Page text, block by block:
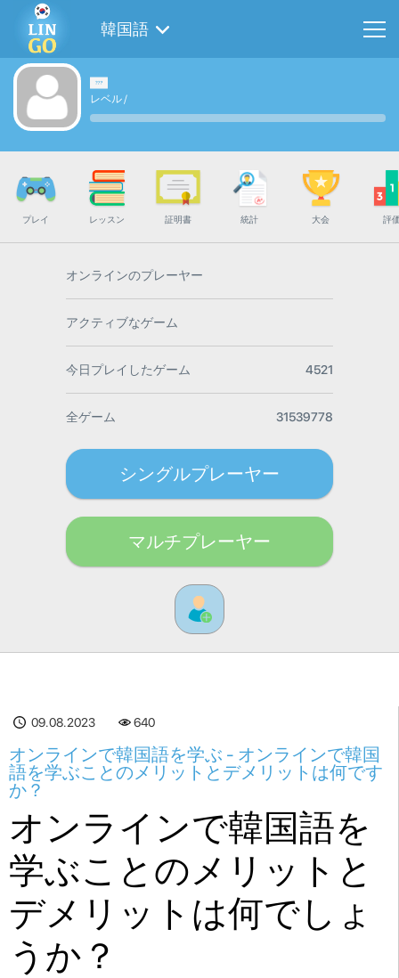
韓国語
レベル/
プレイ レッスン 証明書 統計 大会 評
オンラインのプレーヤー
アクティブなゲーム
今日プレイしたゲーム 4521
全ゲーム 31539778
シングルプレーヤー
マルチプレーヤー
09.08.2023 640
オンラインで韓国語を学ぶ - オンラインで韓国
語を学ぶことのメリットとデメリットは何です
か？
オンラインで韓国語を
学ぶことのメリットと
デメリットは何でしょ
うか？